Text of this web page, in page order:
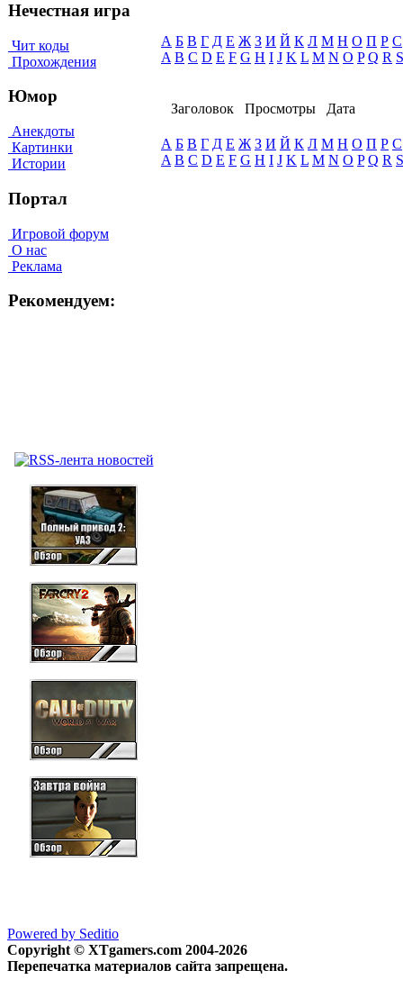
Нечестная игра
Чит коды
Прохождения
Юмор
Анекдоты
Картинки
Истории
Портал
Игровой форум
О нас
Реклама
Рекомендуем:
А Б В Г Д Е Ж З И Й К Л М Н О П Р С
A B C D E F G H I J K L M N O P Q R S
Заголовок Просмотры Дата
А Б В Г Д Е Ж З И Й К Л М Н О П Р С
A B C D E F G H I J K L M N O P Q R S
Powered by Seditio
Copyright © XTgamers.com 2004-2026
Перепечатка материалов сайта запрещена.